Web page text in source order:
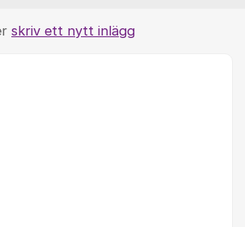
skriv ett nytt inlägg